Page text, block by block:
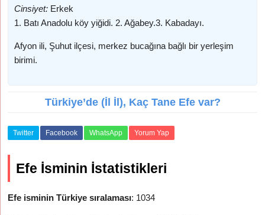
Cinsiyet: Erkek
1. Batı Anadolu köy yiğidi. 2. Ağabey.3. Kabadayı.
Afyon ili, Şuhut ilçesi, merkez bucağına bağlı bir yerleşim
birimi.
Türkiye’de (İl İl), Kaç Tane Efe var?
Twitter Facebook WhatsApp Yorum Yap
Efe İsminin İstatistikleri
Efe isminin Türkiye sıralaması: 1034